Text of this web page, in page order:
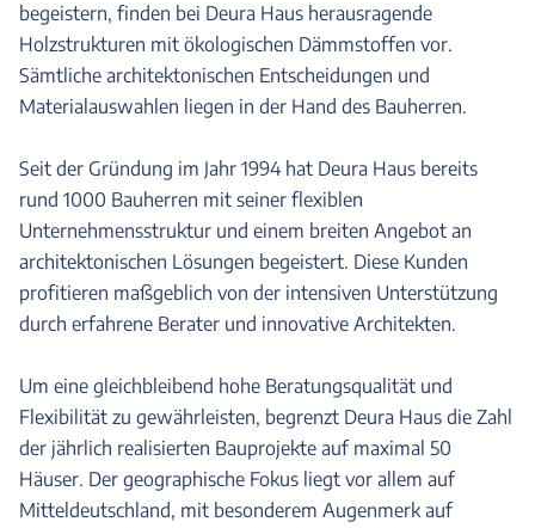
begeistern, finden bei Deura Haus herausragende
Holzstrukturen mit ökologischen Dämmstoffen vor.
Sämtliche architektonischen Entscheidungen und
Materialauswahlen liegen in der Hand des Bauherren.
Seit der Gründung im Jahr 1994 hat Deura Haus bereits
rund 1000 Bauherren mit seiner flexiblen
Unternehmensstruktur und einem breiten Angebot an
architektonischen Lösungen begeistert. Diese Kunden
profitieren maßgeblich von der intensiven Unterstützung
durch erfahrene Berater und innovative Architekten.
Um eine gleichbleibend hohe Beratungsqualität und
Flexibilität zu gewährleisten, begrenzt Deura Haus die Zahl
der jährlich realisierten Bauprojekte auf maximal 50
Häuser. Der geographische Fokus liegt vor allem auf
Mitteldeutschland, mit besonderem Augenmerk auf